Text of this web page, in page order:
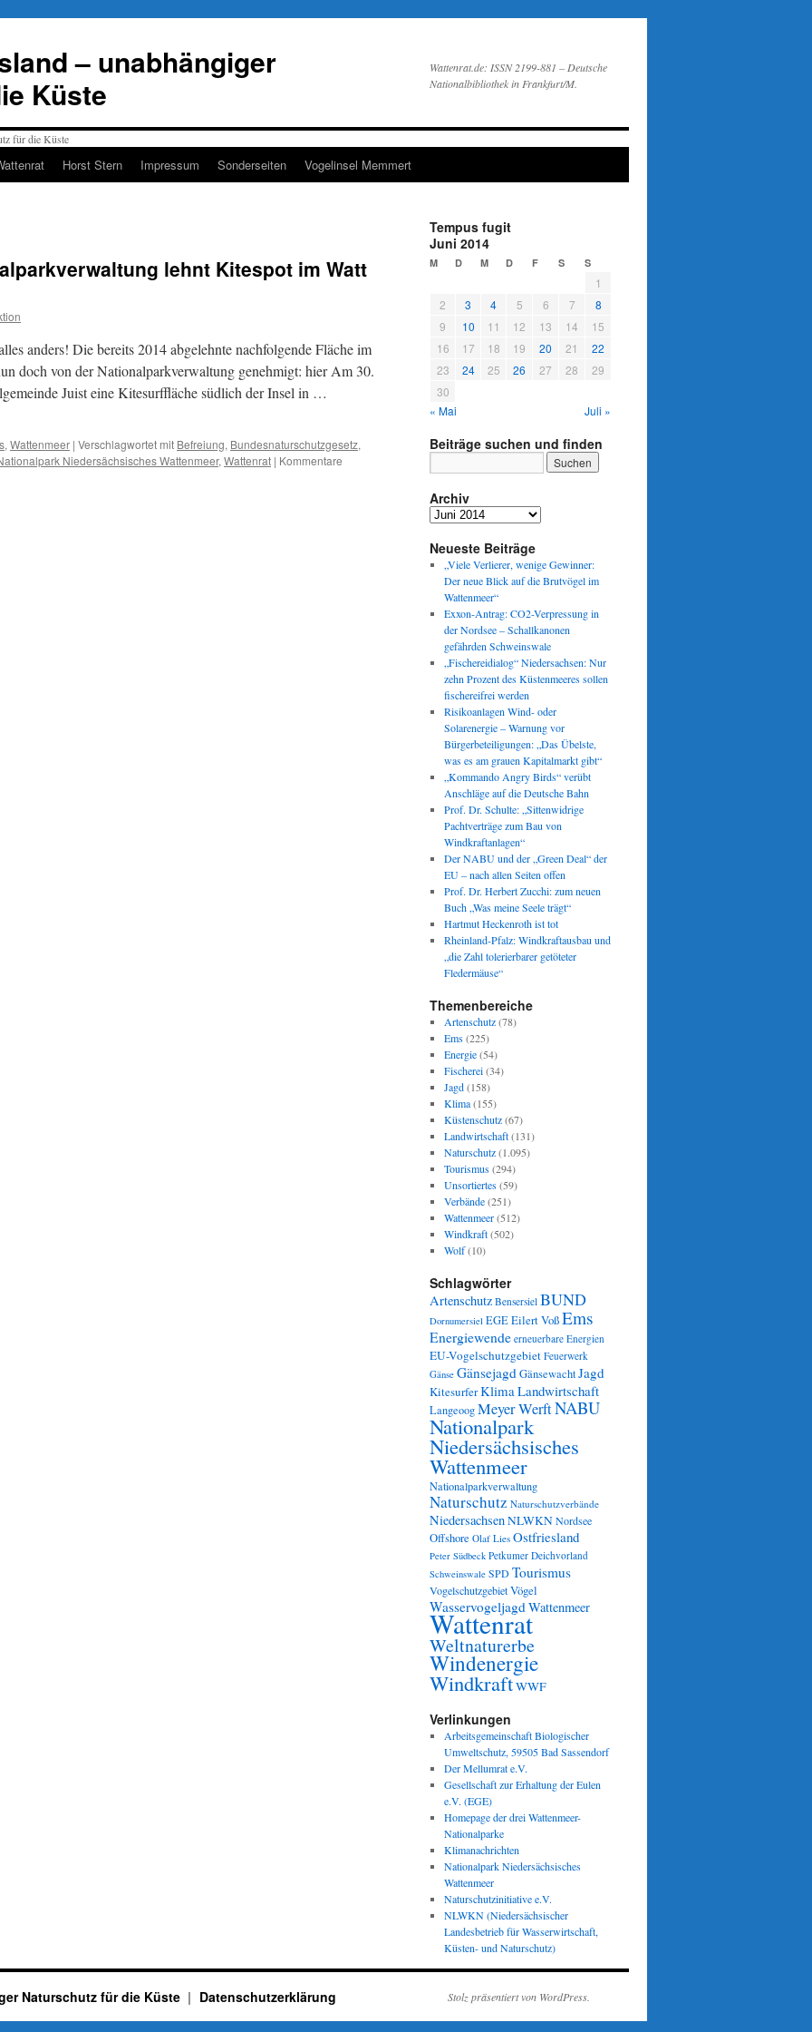
– unabhängiger
Küste
Wattenrat.de: ISSN 2199-881 – Deutsche
Nationalbibliothek in Frankfurt/M.
Horst Stern Impressum Sonderseiten Vogelinsel Memmert
lehnt Kitespot im Watt
anders! Die bereits 2014 abgelehnte nachfolgende Fläche im
doch von der Nationalparkverwaltung genehmigt: hier Am 30.
Juist eine Kitesurffläche südlich der Insel in …
, Wattenmeer | Verschlagwortet mit Befreiung, Bundesnaturschutzgesetz,
Niedersächsisches Wattenmeer, Wattenrat | Kommentare
Tempus fugit
Juni 2014
M D M D F S S
1
2
3 4 5 6 7
8
9
10 11 12 13 14
15
16
17 18 19 20 21
22
23
24 25 26 27 28
29
30
« Mai
Juli »
Beiträge suchen und finden
Archiv
Archiv
Neueste Beiträge
„Viele Verlierer, wenige Gewinner:
Der neue Blick auf die Brutvögel im
Wattenmeer“
Exxon-Antrag: CO2-Verpressung in
der Nordsee – Schallkanonen
gefährden Schweinswale
„Fischereidialog“ Niedersachsen: Nur
zehn Prozent des Küstenmeeres sollen
fischereifrei werden
Risikoanlagen Wind- oder
Solarenergie – Warnung vor
Bürgerbeteiligungen: „Das Übelste,
was es am grauen Kapitalmarkt gibt“
„Kommando Angry Birds“ verübt
Anschläge auf die Deutsche Bahn
Prof. Dr. Schulte: „Sittenwidrige
Pachtverträge zum Bau von
Windkraftanlagen“
Der NABU und der „Green Deal“ der
EU – nach allen Seiten offen
Prof. Dr. Herbert Zucchi: zum neuen
Buch „Was meine Seele trägt“
Hartmut Heckenroth ist tot
Rheinland-Pfalz: Windkraftausbau und
„die Zahl tolerierbarer getöteter
Fledermäuse“
Themenbereiche
Artenschutz(78)
Ems(225)
Energie(54)
Fischerei(34)
Jagd(158)
Klima(155)
Küstenschutz(67)
Landwirtschaft(131)
Naturschutz(1.095)
Tourismus(294)
Unsortiertes(59)
Verbände(251)
Wattenmeer(512)
Windkraft(502)
Wolf(10)
Schlagwörter
Artenschutz Bensersiel BUND
Dornumersiel EGEEilert VoßEms
Energiewende erneuerbare Energien
EU-Vogelschutzgebiet Feuerwerk
Gänse GänsejagdGänsewachtJagd
KitesurferKlimaLandwirtschaft
LangeoogMeyer WerftNABU
Nationalpark
Niedersächsisches
Wattenmeer
Nationalparkverwaltung
Naturschutz Naturschutzverbände
NiedersachsenNLWKNNordsee
Offshore Olaf Lies Ostfriesland
Peter Südbeck Petkumer Deichvorland
Schweinswale SPDTourismus
VogelschutzgebietVögel
WasservogeljagdWattenmeer
Wattenrat
Weltnaturerbe
Windenergie
WindkraftWWF
Verlinkungen
Arbeitsgemeinschaft Biologischer
Umweltschutz, 59505 Bad Sassendorf
Der Mellumrat e.V.
Gesellschaft zur Erhaltung der Eulen
e.V. (EGE)
Homepage der drei Wattenmeer-
Nationalparke
Klimanachrichten
Nationalpark Niedersächsisches
Wattenmeer
Naturschutzinitiative e.V.
NLWKN (Niedersächsischer
Landesbetrieb für Wasserwirtschaft,
Küsten- und Naturschutz)
Naturschutz für die Küste Datenschutzerklärung Stolz präsentiert von WordPress.